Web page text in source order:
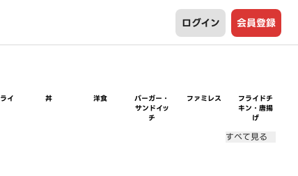
ログイン 会員登録
イ
丼 洋食
バーガー・
サンドイッ
チ
ファミレス
フライドチ
キン・唐揚
げ
すべて見る